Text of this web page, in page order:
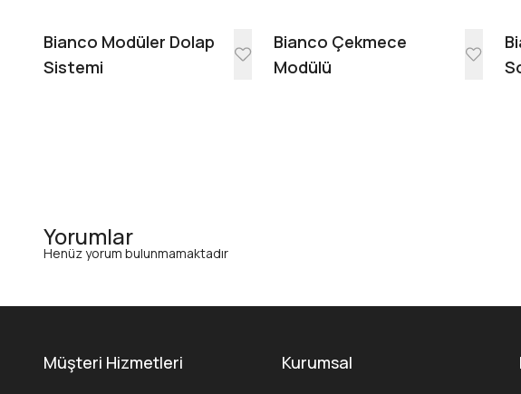
Bianco Modüler Dolap
Sistemi
Bianco Çekmece
Modülü
Yorumlar
Henüz yorum bulunmamaktadır
Müşteri Hizmetleri Kurumsal